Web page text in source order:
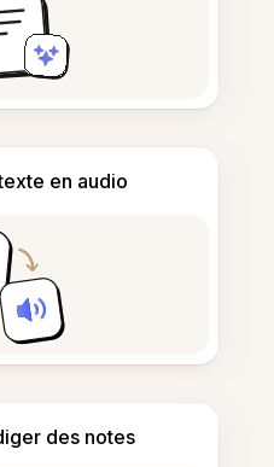
en audio
des notes